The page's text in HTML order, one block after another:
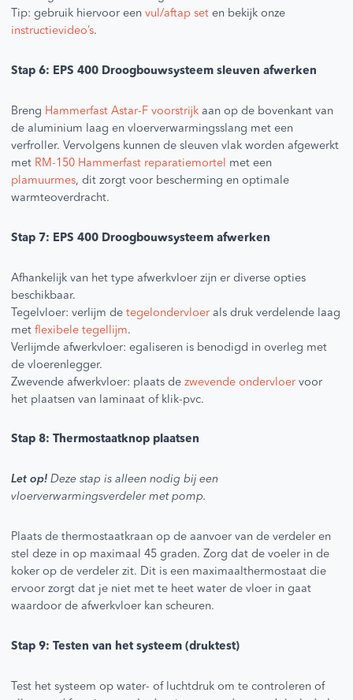
Tip: gebruik hiervoor eenvul/aftap set en bekijk onze
instructievideo’s.
Stap 6: EPS 400 Droogbouwsysteem sleuven afwerken
Breng Hammerfast Astar-F voorstrijk aan op de bovenkant van
de aluminium laag en vloerverwarmingsslang met een
verfroller. Vervolgens kunnen de sleuven vlak worden afgewerkt
met RM-150 Hammerfast reparatiemortel met een
plamuurmes, dit zorgt voor bescherming en optimale
warmteoverdracht.
Stap 7: EPS 400 Droogbouwsysteem afwerken
Afhankelijk van het type afwerkvloer zijn er diverse opties
beschikbaar.
Tegelvloer: verlijm detegelondervloer als druk verdelende laag
metflexibele tegellijm.
Verlijmde afwerkvloer: egaliseren is benodigd in overleg met
de vloerenlegger.
Zwevende afwerkvloer: plaats dezwevende ondervloer voor
het plaatsen van laminaat of klik-pvc.
Stap 8: Thermostaatknop plaatsen
Let op! Deze stap is alleen nodig bij een
vloerverwarmingsverdeler met pomp.
Plaats de thermostaatkraan op de aanvoer van de verdeler en
stel deze in op maximaal 45 graden. Zorg dat de voeler in de
koker op de verdeler zit. Dit is een maximaalthermostaat die
ervoor zorgt dat je niet met te heet water de vloer in gaat
waardoor de afwerkvloer kan scheuren.
Stap 9: Testen van het systeem (druktest)
Test het systeem op water- of luchtdruk om te controleren of